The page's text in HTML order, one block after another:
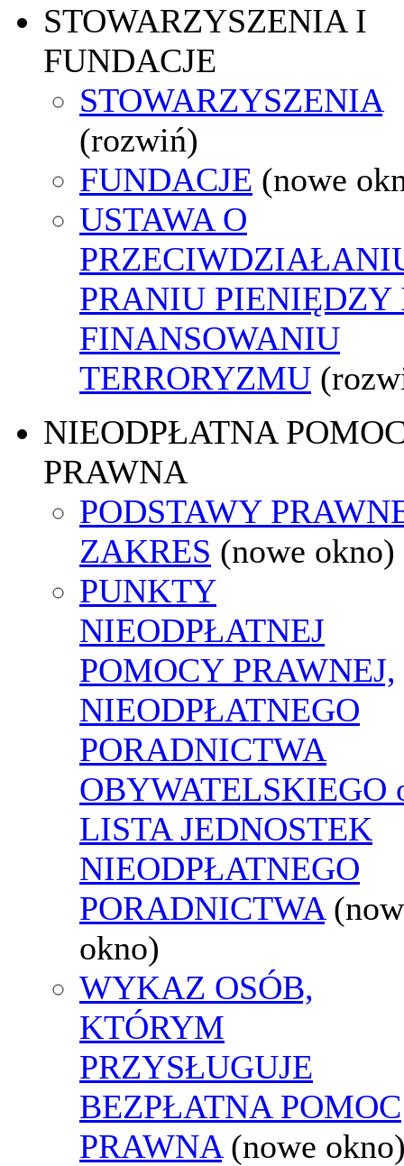
STOWARZYSZENIA I
FUNDACJE
STOWARZYSZENIA
(rozwiń)
FUNDACJE (nowe
USTAWA O
PRANIU PIENIĘDZY
FINANSOWANIU
TERRORYZMU
NIEODPŁATNA
PRAWNA
PODSTAWY
ZAKRES (nowe okno)
PUNKTY
NIEODPŁATNEJ
POMOCY PRAWNEJ,
NIEODPŁATNEGO
PORADNICTWA
OBYWATELSKIEGO
LISTA JEDNOSTEK
NIEODPŁATNEGO
PORADNICTWA
okno)
WYKAZ OSÓB,
KTÓRYM
PRZYSŁUGUJE
BEZPŁATNA POMOC
PRAWNA (nowe